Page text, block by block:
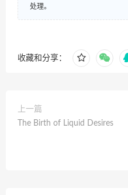
处理。
收藏和分享：
上一篇
The Birth of Liquid Desires